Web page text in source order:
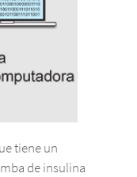
tiene un
de insulina